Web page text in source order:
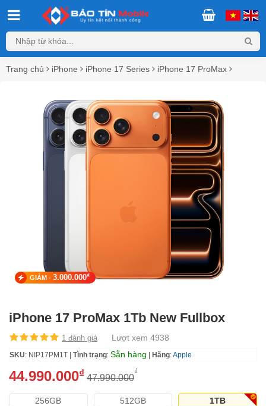
Trang chủ iPhone iPhone 17 Series iPhone 17 ProMax
GIẢM - 3.000.000₫
iPhone 17 ProMax 1Tb New Fullbox
1 đánh giá Lượt xem 4938
SKU: NIP17PM1T | Tình trạng: Sẵn hàng | Hãng:Apple
44.990.000₫ 47.990.000
₫
256GB 512GB 1TB